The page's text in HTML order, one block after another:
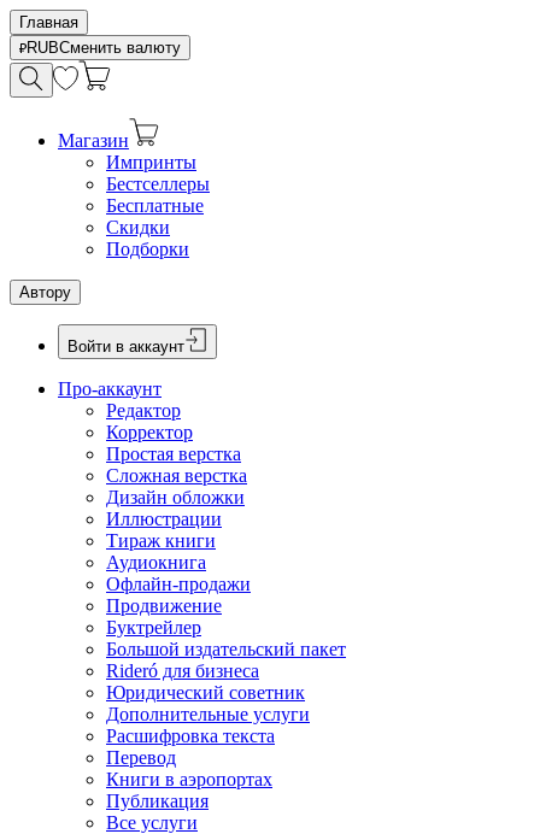
Главная
RUBСменить валюту
Магазин
Импринты
Бестселлеры
Бесплатные
Скидки
Подборки
Автору
Войти в аккаунт
Про-аккаунт
Редактор
Корректор
Простая верстка
Сложная верстка
Дизайн обложки
Иллюстрации
Тираж книги
Аудиокнига
Офлайн-продажи
Продвижение
Буктрейлер
Большой издательский пакет
Rideró для бизнеса
Юридический советник
Дополнительные услуги
Расшифровка текста
Перевод
Книги в аэропортах
Публикация
Все услуги